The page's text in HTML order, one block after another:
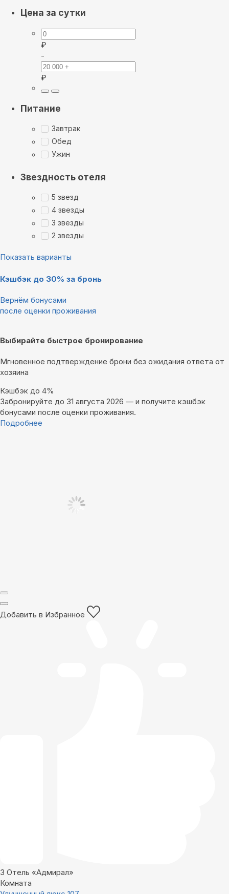
Цена за сутки
₽
-
₽
Питание
Завтрак
Обед
Ужин
Звездность отеля
5 звезд
4 звезды
3 звезды
2 звезды
Показать варианты
Кэшбэк до 30% за бронь
Вернём бонусами
после оценки проживания
Выбирайте быстрое бронирование
Мгновенное подтверждение брони без ожидания ответа от
хозяина
Кэшбэк до 4%
Забронируйте до 31 августа 2026 — и получите кэшбэк
бонусами после оценки проживания.
Подробнее
Добавить в Избранное
3 Отель «Адмирал»
Комната